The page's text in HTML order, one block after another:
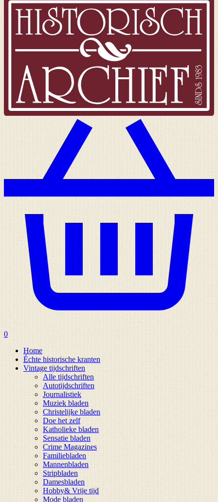
0
Home
Échte historische kranten
Vintage tijdschriften
Alle tijdschriften
Autotijdschriften
Journalistiek
Muziek bladen
Christelijke bladen
Doe het zelf
Katholieke bladen
Sensatie bladen
Crime Magazines
Familiebladen
Mannenbladen
Stripbladen
Damesbladen
Hobby& Vrije tijd
Mode bladen